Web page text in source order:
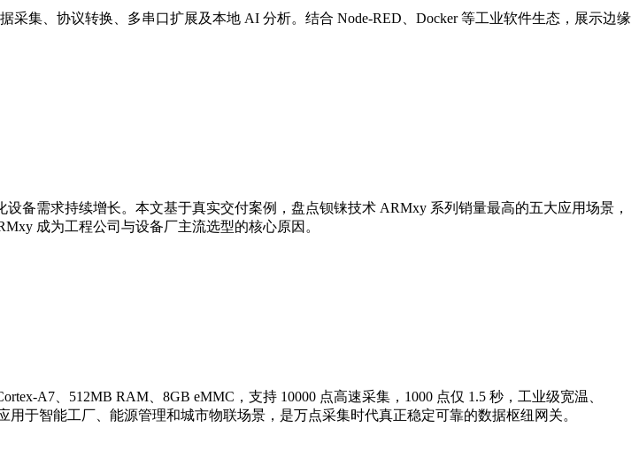
集、协议转换、多串口扩展及本地 AI 分析。结合 Node-RED、Docker 等工业软件生态，展示边缘
备需求持续增长。本文基于真实交付案例，盘点钡铼技术 ARMxy 系列销量最高的五大应用场景，
成为工程公司与设备厂主流选型的核心原因。
A7、512MB RAM、8GB eMMC，支持 10000 点高速采集，1000 点仅 1.5 秒，工业级宽温、
于智能工厂、能源管理和城市物联场景，是万点采集时代真正稳定可靠的数据枢纽网关。